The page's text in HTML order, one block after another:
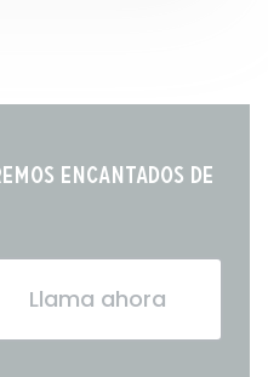
encantados de
Llama ahora